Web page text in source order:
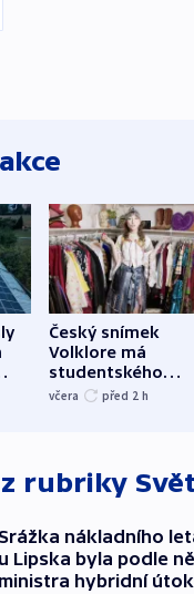
Český snímek
Volklore má
studentského
Oscara, zabojuje o
včera před 2 h
rubriky
Srážka nákladního
u Lipska byla podle
ministra hybridní útok